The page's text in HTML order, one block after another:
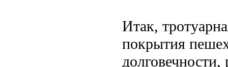
Итак,
покрытия